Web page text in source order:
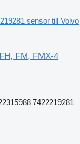
sensor till Volvo
FM, FMX-4
7422219281